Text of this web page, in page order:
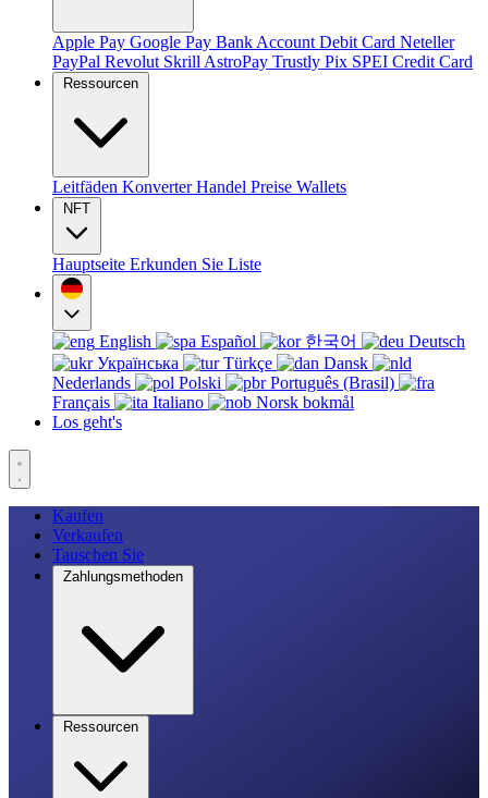
Apple Pay Google Pay Bank Account Debit Card Neteller
PayPal Revolut Skrill AstroPay Trustly Pix SPEI Credit Card
Ressourcen
Leitfäden KonverterHandel Preise Wallets
NFT
Hauptseite Erkunden Sie Liste
English Español 한국어
Deutsch
Українська
Türkçe
Dansk
Nederlands
Polski
Português (Brasil)
Français
Italiano
Norsk bokmål
Los geht's
Kaufen
Verkaufen
Tauschen Sie
Zahlungsmethoden
Ressourcen